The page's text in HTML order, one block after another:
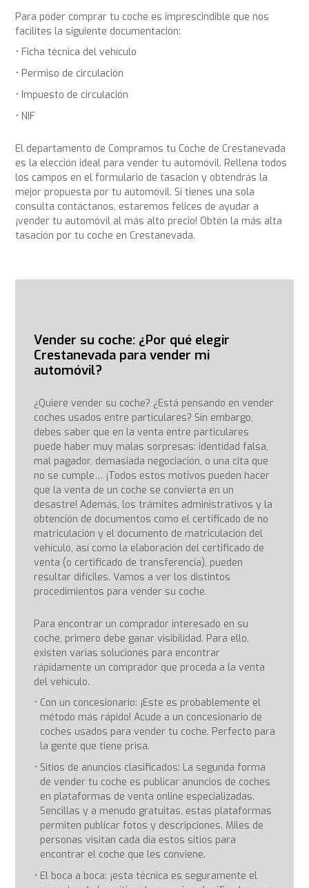
Para poder comprar tu coche es imprescindible que nos
facilites la siguiente documentación:
Ficha técnica del vehículo
Permiso de circulación
Impuesto de circulación
NIF
El departamento de Compramos tu Coche de Crestanevada
es la elección ideal para vender tu automóvil. Rellena todos
los campos en el formulario de tasación y obtendrás la
mejor propuesta por tu automóvil. Si tienes una sola
consulta contáctanos, estaremos felices de ayudar a
¡vender tu automóvil al más alto precio! Obtén la más alta
tasación por tu coche en Crestanevada.
Vender su coche: ¿Por qué elegir
Crestanevada para vender mi
automóvil?
¿Quiere vender su coche? ¿Está pensando en vender
coches usados entre particulares? Sin embargo,
debes saber que en la venta entre particulares
puede haber muy malas sorpresas: identidad falsa,
mal pagador, demasiada negociación, o una cita que
no se cumple… ¡Todos estos motivos pueden hacer
que la venta de un coche se convierta en un
desastre! Además, los trámites administrativos y la
obtención de documentos como el certificado de no
matriculación y el documento de matriculación del
vehículo, así como la elaboración del certificado de
venta (o certificado de transferencia), pueden
resultar difíciles. Vamos a ver los distintos
procedimientos para vender su coche.
Para encontrar un comprador interesado en su
coche, primero debe ganar visibilidad. Para ello,
existen varias soluciones para encontrar
rápidamente un comprador que proceda a la venta
del vehículo.
Con un concesionario: ¡Este es probablemente el
método más rápido! Acude a un concesionario de
coches usados para vender tu coche. Perfecto para
la gente que tiene prisa.
Sitios de anuncios clasificados: La segunda forma
de vender tu coche es publicar anuncios de coches
en plataformas de venta online especializadas.
Sencillas y a menudo gratuitas, estas plataformas
permiten publicar fotos y descripciones. Miles de
personas visitan cada día estos sitios para
encontrar el coche que les conviene.
El boca a boca: ¡esta técnica es seguramente el